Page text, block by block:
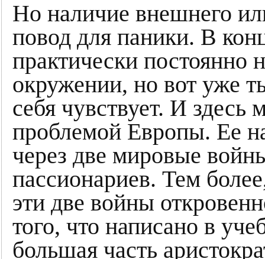
Но наличие внешнего
повод для паники. В
практически постоянно
окружении, но вот уже
себя чувствует. И здесь
проблемой Европы. Ее
через две мировые
пассионариев. Тем
эти две войны
того, что написано в
большая часть